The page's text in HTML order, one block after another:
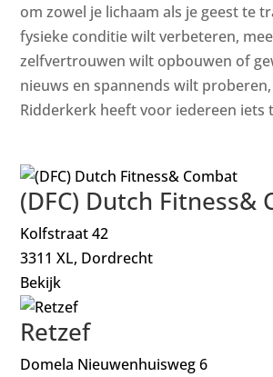
om zowel je lichaam als je geest te
fysieke conditie wilt verbeteren,
zelfvertrouwen wilt opbouwen of
nieuws en spannends wilt proberen,
Ridderkerk heeft voor iedereen iets
(DFC) Dutch Fitness&
Kolfstraat 42
3311 XL, Dordrecht
Bekijk
Retzef
Domela Nieuwenhuisweg 6